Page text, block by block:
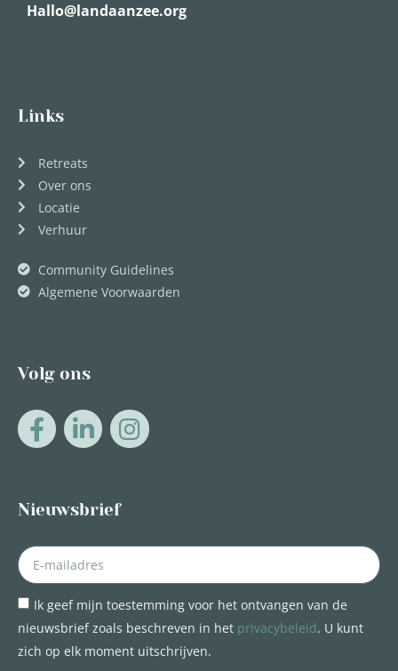
Hallo@landaanzee.org
Links
Retreats
Over ons
Locatie
Verhuur
Community Guidelines
Algemene Voorwaarden
Volg ons
Nieuwsbrief
Ik geef mijn toestemming voor het ontvangen van de
nieuwsbrief zoals beschreven in het privacybeleid. U kunt
zich op elk moment uitschrijven.